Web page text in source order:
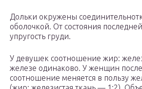
Дольки окружены
оболочкой. От состояния
упругость груди.
У девушек соотношение жир:
железе одинаково. У женщин
соотношение меняется в пользу